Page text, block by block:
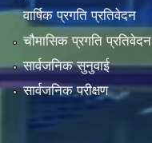
वार्षिक प्रगति प्रतिवेदन
चौमासिक प्रगति प्रतिवेदन
सार्वजनिक सुनुवाई
सार्वजनिक परीक्षण